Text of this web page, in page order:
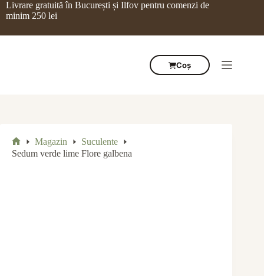
SariLivrare gratuită în București și Ilfov pentru comenzi de
minim 250 lei
Coș
Prima
Magazin
Suculente
Sedum verde lime Flore galbena